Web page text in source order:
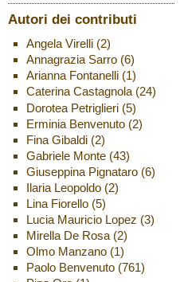
Autori dei contributi
Angela Virelli(2)
Annagrazia Sarro(6)
Arianna Fontanelli(1)
Caterina Castagnola(24)
Dorotea Petriglieri(5)
Erminia Benvenuto(2)
Fina Gibaldi(2)
Gabriele Monte(43)
Giuseppina Pignataro(6)
Ilaria Leopoldo(2)
Lina Fiorello(5)
Lucia Mauricio Lopez (3)
Mirella De Rosa(2)
Olmo Manzano(1)
Paolo Benvenuto(761)